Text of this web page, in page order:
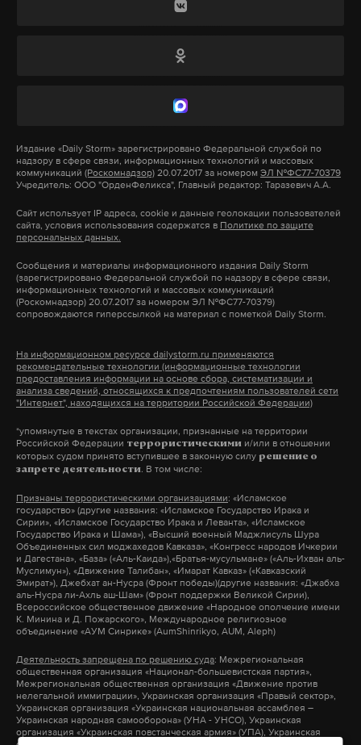
«Методичка» первой обратила внимание, что
политических взглядов, направленных против
зрения геополитических противников Кремля.
Журналисты решили проверить подписчиков
twitter-комментаторов зарегистрировала
микроблоги, как только на шоу появилось
нововведение. Многие профили не отличаются
а все их записи адресованы только телепрограмме.
Интернет-омбудсмен Дмитрий Мариничев в
«Первому каналу» по поводу использования ботов
быть не может. Отвечают за происходящее авторы
действий следует учитывать, что представляет из
себя «Время покажет».
«Это риторика мнений, причем достаточно
противоположных, с разным бэкграундом, больше
похожих на спор на базаре, нежели на какую-то
реально аналитическую программу. Поэтому
«Время покажет» может позволить себе любые
спецэффекты», – сказал Мариничев.
Между тем ведущий Анатолий Кузичев считает,
Киргизский портал Kabarlar.org выложил
понравилось, как танцевала Матвиенко. «Браво!
Супер! Молодцы! Алга Кыргызстан! » — написали в
одном из комментариев.
В программе спикера Совфеда была
Турсунбековым и посещение лагеря, где проходит
Международный культурно-образовательный
форум стран СНГ «Дети Содружества».
формат общения представителей сферы
образования стран СНГ. В фестивале участвуют
В этом году Россия и Киргизия отметили 25-
летнюю годовщину установления
дипломатических отношений. В понедельник
Матвиенко провела встречу с президентом
Киргизии Алмазбеком Атамбаевым в Бишкеке.
«Хочется, чтобы дети из стран СНГ сохраняли
традиции, которые нас связывали раньше», —
отметила спикер Совета Федерации на встрече.
Матвиенко уже танцевала с молодежью в апреле
Издание «Daily Storm» зарегистрировано Федеральной службой по
надзору в сфере связи, информационных технологий и массовых
коммуникаций (Роскомнадзор) 20.07.2017 за номером ЭЛ №ФС77-70379
Учредитель: ООО "ОрденФеликса", Главный редактор: Таразевич А.А.
Сайт использует IP адреса, cookie и данные геолокации пользователей
сайта, условия использования содержатся в Политике по защите
персональных данных.
Сообщения и материалы информационного издания Daily Storm
(зарегистрировано Федеральной службой по надзору в сфере связи,
информационных технологий и массовых коммуникаций
(Роскомнадзор) 20.07.2017 за номером ЭЛ №ФС77-70379)
сопровождаются гиперссылкой на материал с пометкой Daily Storm.
На информационном ресурсе dailystorm.ru применяются
рекомендательные технологии (информационные технологии
предоставления информации на основе сбора, систематизации и
анализа сведений, относящихся к предпочтениям пользователей сети
"Интернет", находящихся на территории Российской Федерации)
*упомянутые в текстах организации, признанные на территории
Российской Федерации террористическими и/или в отношении
которых судом принято вступившее в законную силу решение о
запрете деятельности. В том числе:
Признаны террористическими организациями: «Исламское
государство» (другие названия: «Исламское Государство Ирака и
Сирии», «Исламское Государство Ирака и Леванта», «Исламское
Государство Ирака и Шама»), «Высший военный Маджлисуль Шура
Объединенных сил моджахедов Кавказа», «Конгресс народов Ичкерии
и Дагестана», «База» («Аль-Каида»),«Братья-мусульмане» («Аль-Ихван аль-
Муслимун»), «Движение Талибан», «Имарат Кавказ» («Кавказский
Эмират»), Джебхат ан-Нусра (Фронт победы)(другие названия: «Джабха
аль-Нусра ли-Ахль аш-Шам» (Фронт поддержки Великой Сирии),
Всероссийское общественное движение «Народное ополчение имени
К. Минина и Д. Пожарского», Международное религиозное
объединение «АУМ Синрике» (AumShinrikyo, AUM, Aleph)
Деятельность запрещена по решению суда: Межрегиональная
общественная организация «Национал-большевистская партия»,
Межрегиональная общественная организация «Движение против
нелегальной иммиграции», Украинская организация «Правый сектор»,
Украинская организация «Украинская национальная ассамблея –
Украинская народная самооборона» (УНА - УНСО), Украинская
организация «Украинская повстанческая армия» (УПА), Украинская